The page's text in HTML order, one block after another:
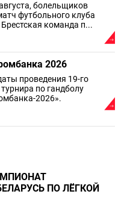
болельщиков
футбольного клуба
команда п...
2026
проведения 19-го
по гандболу
2026».
ПО ЛЁГКОЙ